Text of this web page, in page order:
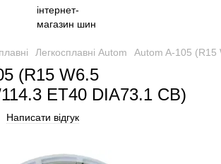
Легкосплавні Autom Autom A-105 (R15
(R15 W6.5
ET40 DIA73.1 CB)
Написати відгук